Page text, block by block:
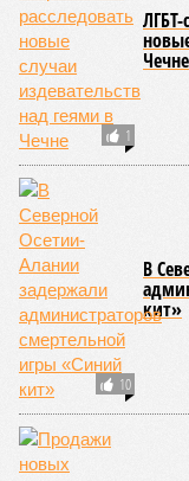
таким показателем
с самой низкой
всплеск
фоне выглядит
05/08
турпотоку в